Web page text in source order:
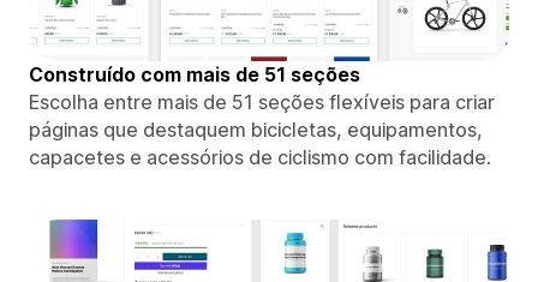
Construído com mais de 51 seções
Escolha entre mais de 51 seções flexíveis para criar
páginas que destaquem bicicletas, equipamentos,
capacetes e acessórios de ciclismo com facilidade.